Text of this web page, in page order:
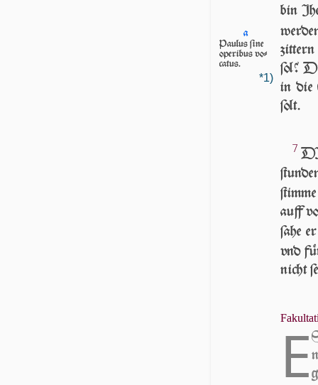
a
Paulus ſine
operibus vo­
catus.
*1)
bin
ſol?
in die
ſolt.
7
auff
ſa­he
vnd
nicht
E